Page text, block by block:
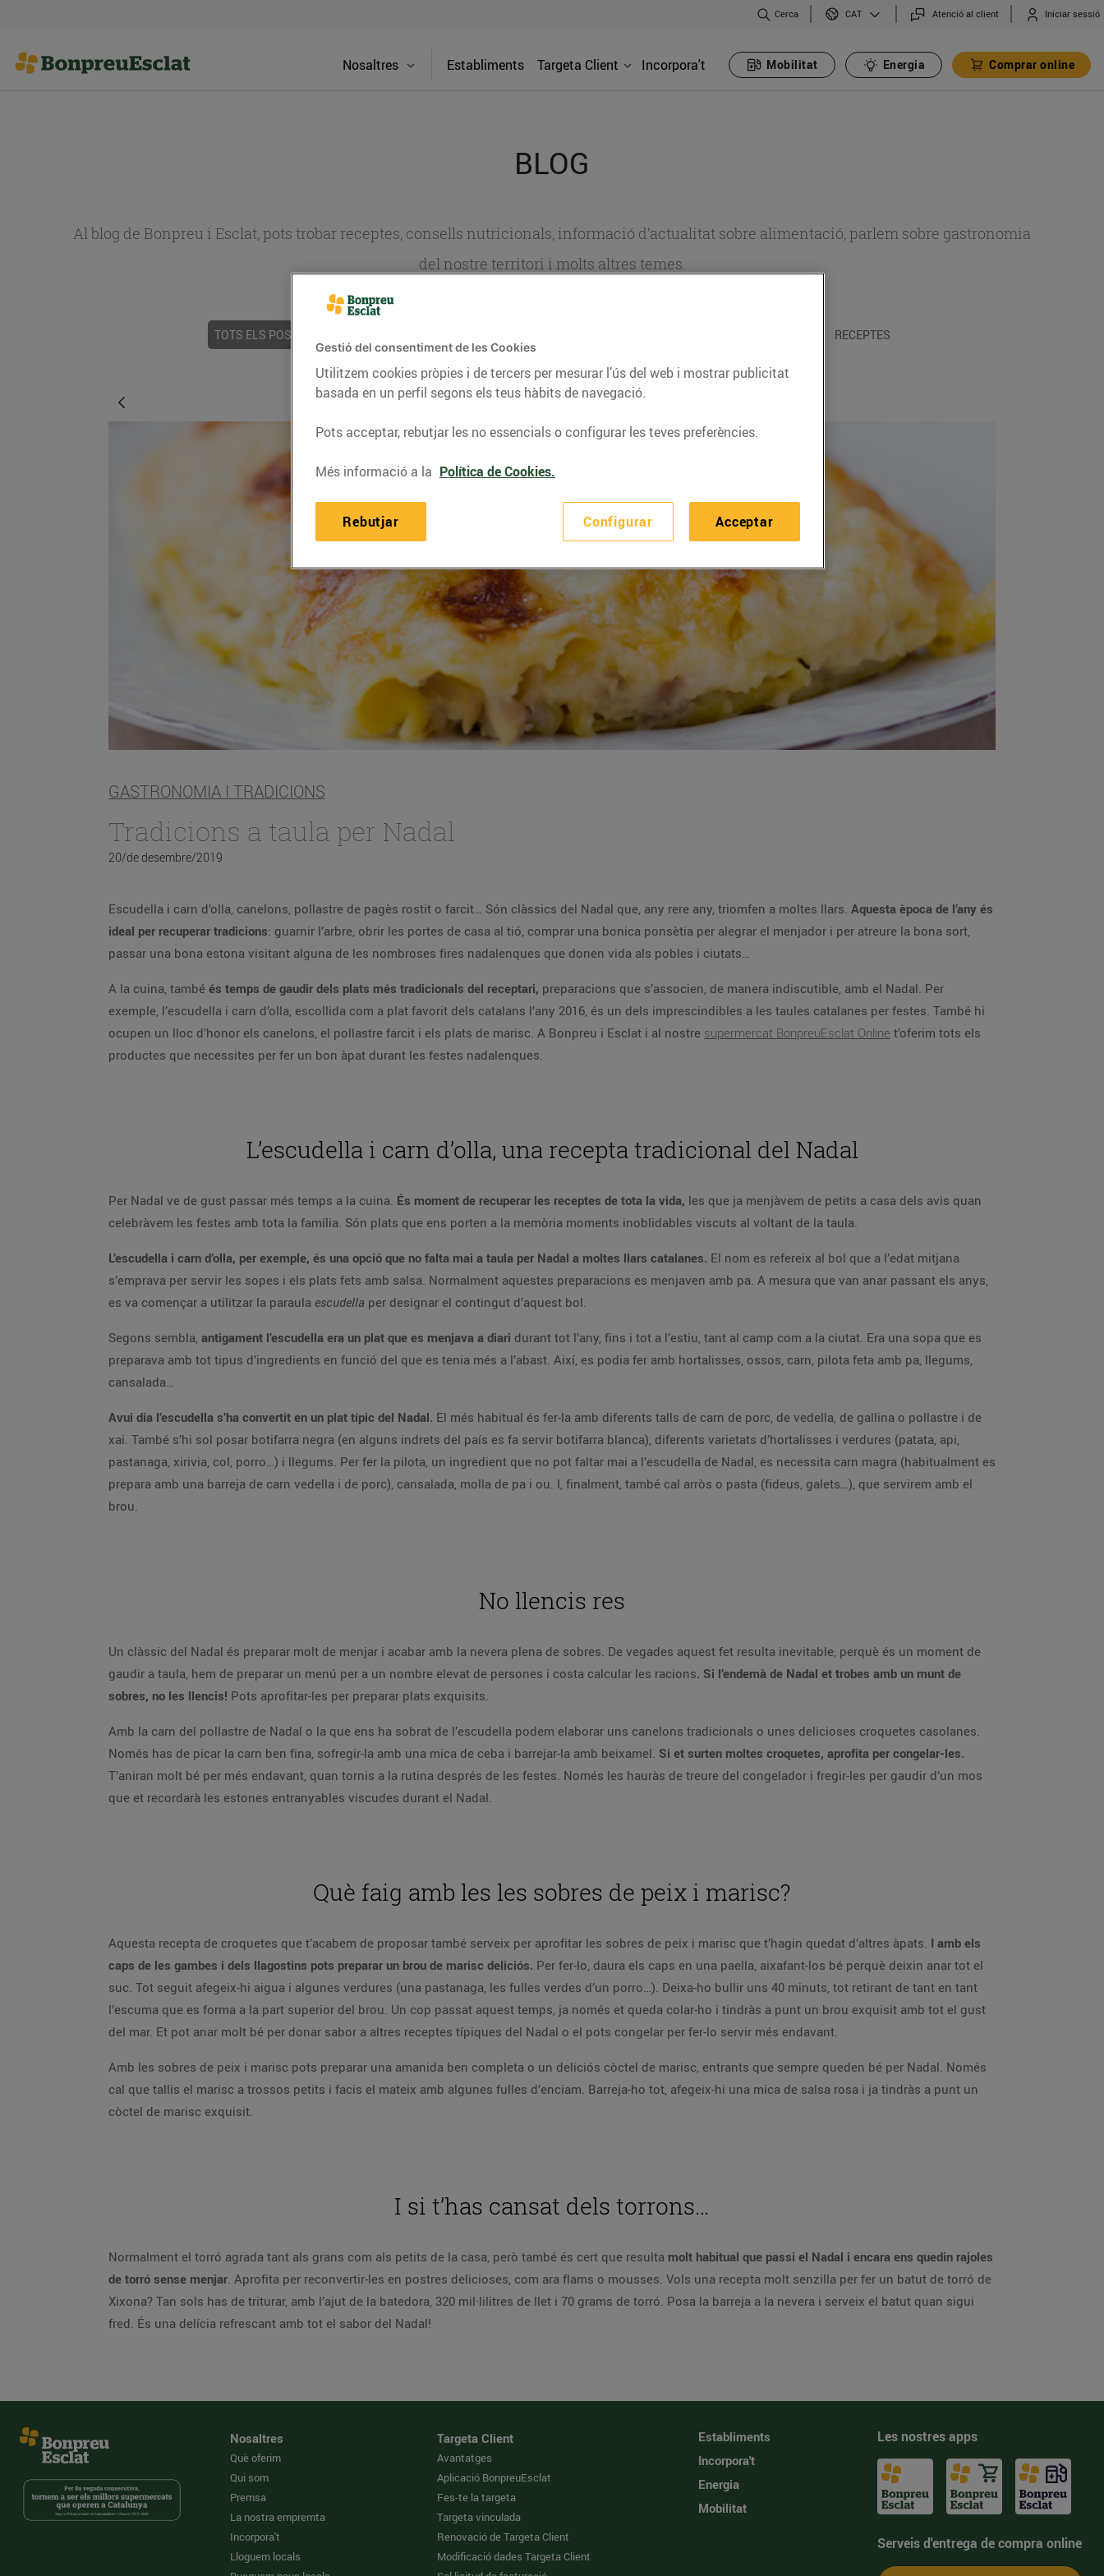
Cerca CAT Atenció al client Iniciar sessió
Nosaltres Establiments Targeta Client Incorpora't Mobilitat Energia Comprar online
BLOG
Al blog de Bonpreu i Esclat, pots trobar receptes, consells nutricionals, informació d’actualitat sobre alimentació, parlem sobre gastronomia
del nostre territori i molts altres temes.
TOTS ELS POSTS RECEPTES
GASTRONOMIA I TRADICIONS
Tradicions a taula per Nadal
20/de desembre/2019
Escudella i carn d’olla, canelons, pollastre de pagès rostit o farcit… Són clàssics del Nadal que, any rere any, triomfen a moltes llars. Aquesta època de l’any és
ideal per recuperar tradicions: guarnir l’arbre, obrir les portes de casa al tió, comprar una bonica ponsètia per alegrar el menjador i per atreure la bona sort,
passar una bona estona visitant alguna de les nombroses fires nadalenques que donen vida als pobles i ciutats…
A la cuina, també és temps de gaudir dels plats més tradicionals del receptari, preparacions que s’associen, de manera indiscutible, amb el Nadal. Per
exemple, l’escudella i carn d’olla, escollida com a plat favorit dels catalans l’any 2016, és un dels imprescindibles a les taules catalanes per festes. També hi
ocupen un lloc d’honor els canelons, el pollastre farcit i els plats de marisc. A Bonpreu i Esclat i al nostre supermercat BonpreuEsclat Online t’oferim tots els
productes que necessites per fer un bon àpat durant les festes nadalenques.
L’escudella i carn d’olla, una recepta tradicional del Nadal
Per Nadal ve de gust passar més temps a la cuina. És moment de recuperar les receptes de tota la vida, les que ja menjàvem de petits a casa dels avis quan
celebràvem les festes amb tota la família. Són plats que ens porten a la memòria moments inoblidables viscuts al voltant de la taula.
L’escudella i carn d’olla, per exemple, és una opció que no falta mai a taula per Nadal a moltes llars catalanes. El nom es refereix al bol que a l’edat mitjana
s’emprava per servir les sopes i els plats fets amb salsa. Normalment aquestes preparacions es menjaven amb pa. A mesura que van anar passant els anys,
es va començar a utilitzar la paraula escudella per designar el contingut d’aquest bol.
Segons sembla, antigament l’escudella era un plat que es menjava a diari durant tot l’any, fins i tot a l’estiu, tant al camp com a la ciutat. Era una sopa que es
preparava amb tot tipus d’ingredients en funció del que es tenia més a l’abast. Així, es podia fer amb hortalisses, ossos, carn, pilota feta amb pa, llegums,
cansalada…
Avui dia l’escudella s’ha convertit en un plat típic del Nadal. El més habitual és fer-la amb diferents talls de carn de porc, de vedella, de gallina o pollastre i de
xai. També s’hi sol posar botifarra negra (en alguns indrets del país es fa servir botifarra blanca), diferents varietats d’hortalisses i verdures (patata, api,
pastanaga, xirivia, col, porro…) i llegums. Per fer la pilota, un ingredient que no pot faltar mai a l’escudella de Nadal, es necessita carn magra (habitualment es
prepara amb una barreja de carn vedella i de porc), cansalada, molla de pa i ou. I, finalment, també cal arròs o pasta (fideus, galets…), que servirem amb el
brou.
No llencis res
Un clàssic del Nadal és preparar molt de menjar i acabar amb la nevera plena de sobres. De vegades aquest fet resulta inevitable, perquè és un moment de
gaudir a taula, hem de preparar un menú per a un nombre elevat de persones i costa calcular les racions. Si l’endemà de Nadal et trobes amb un munt de
sobres, no les llencis! Pots aprofitar-les per preparar plats exquisits.
Amb la carn del pollastre de Nadal o la que ens ha sobrat de l’escudella podem elaborar uns canelons tradicionals o unes delicioses croquetes casolanes.
Només has de picar la carn ben fina, sofregir-la amb una mica de ceba i barrejar-la amb beixamel. Si et surten moltes croquetes, aprofita per congelar-les.
T’aniran molt bé per més endavant, quan tornis a la rutina després de les festes. Només les hauràs de treure del congelador i fregir-les per gaudir d’un mos
que et recordarà les estones entranyables viscudes durant el Nadal.
Què faig amb les les sobres de peix i marisc?
Aquesta recepta de croquetes que t’acabem de proposar també serveix per aprofitar les sobres de peix i marisc que t’hagin quedat d’altres àpats. I amb els
caps de les gambes i dels llagostins pots preparar un brou de marisc deliciós. Per fer-lo, daura els caps en una paella, aixafant-los bé perquè deixin anar tot el
suc. Tot seguit afegeix-hi aigua i algunes verdures (una pastanaga, les fulles verdes d’un porro…). Deixa-ho bullir uns 40 minuts, tot retirant de tant en tant
l’escuma que es forma a la part superior del brou. Un cop passat aquest temps, ja només et queda colar-ho i tindràs a punt un brou exquisit amb tot el gust
del mar. Et pot anar molt bé per donar sabor a altres receptes típiques del Nadal o el pots congelar per fer-lo servir més endavant.
Amb les sobres de peix i marisc pots preparar una amanida ben completa o un deliciós còctel de marisc, entrants que sempre queden bé per Nadal. Només
cal que tallis el marisc a trossos petits i facis el mateix amb algunes fulles d’enciam. Barreja-ho tot, afegeix-hi una mica de salsa rosa i ja tindràs a punt un
còctel de marisc exquisit.
I si t’has cansat dels torrons…
Normalment el torró agrada tant als grans com als petits de la casa, però també és cert que resulta molt habitual que passi el Nadal i encara ens quedin rajoles
de torró sense menjar. Aprofita per reconvertir-les en postres delicioses, com ara flams o mousses. Vols una recepta molt senzilla per fer un batut de torró de
Xixona? Tan sols has de triturar, amb l’ajut de la batedora, 320 mil·lilitres de llet i 70 grams de torró. Posa la barreja a la nevera i serveix el batut quan sigui
fred. És una delícia refrescant amb tot el sabor del Nadal!
Nosaltres
Què oferim
Qui som
Premsa
La nostra empremta
Incorpora't
Lloguem locals
Targeta Client
Avantatges
Aplicació BonpreuEsclat
Fes-te la targeta
Targeta vinculada
Renovació de Targeta Client
Modificació dades Targeta Client
Establiments
Incorpora't
Energia
Mobilitat
Les nostres apps
Serveis d'entrega de compra online
Gestió del consentiment de les Cookies
Utilitzem cookies pròpies i de tercers per mesurar l’ús del web i mostrar publicitat
basada en un perfil segons els teus hàbits de navegació.
Pots acceptar, rebutjar les no essencials o configurar les teves preferències.
Més informació a la Política de Cookies.
Configurar
Rebutjar Acceptar